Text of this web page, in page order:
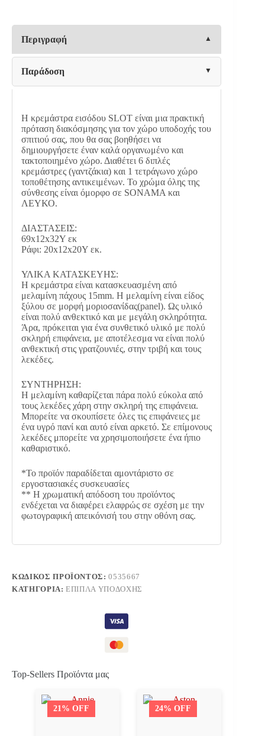
HM18077.01
ΜΕΛΑΜΙΝΗ
SONAMA-
ΛΕΥΚΟ
69x12x32Υεκ
ποσότητα
Περιγραφή
Παράδοση
Η κρεμάστρα εισόδου SLOT είναι μια πρακτική
πρόταση διακόσμησης για τον χώρο υποδοχής του
σπιτιού σας, που θα σας βοηθήσει να
δημιουργήσετε έναν καλά οργανωμένο και
τακτοποιημένο χώρο. Διαθέτει 6 διπλές
κρεμάστρες (γαντζάκια) και 1 τετράγωνο χώρο
τοποθέτησης αντικειμένων. Το χρώμα όλης της
σύνθεσης είναι όμορφο σε SONAMA και
ΛΕΥΚΟ.
ΔΙΑΣΤΑΣΕΙΣ:
69x12x32Υ εκ
Ράφι: 20x12x20Υ εκ.
ΥΛΙΚΑ ΚΑΤΑΣΚΕΥΗΣ:
Η κρεμάστρα είναι κατασκευασμένη από
μελαμίνη πάχους 15mm. Η μελαμίνη είναι είδος
ξύλου σε μορφή μοριοσανίδας(panel). Ως υλικό
είναι πολύ ανθεκτικό και με μεγάλη σκληρότητα.
Άρα, πρόκειται για ένα συνθετικό υλικό με πολύ
σκληρή επιφάνεια, με αποτέλεσμα να είναι πολύ
ανθεκτική στις γρατζουνιές, στην τριβή και τους
λεκέδες.
ΣΥΝΤΗΡΗΣΗ:
Η μελαμίνη καθαρίζεται πάρα πολύ εύκολα από
τους λεκέδες χάρη στην σκληρή της επιφάνεια.
Μπορείτε να σκουπίσετε όλες τις επιφάνειες με
ένα υγρό πανί και αυτό είναι αρκετό. Σε επίμονους
λεκέδες μπορείτε να χρησιμοποιήσετε ένα ήπιο
καθαριστικό.
*Το προϊόν παραδίδεται αμοντάριστο σε
εργοστασιακές συσκευασίες
** Η χρωματική απόδοση του προϊόντος
ενδέχεται να διαφέρει ελαφρώς σε σχέση με την
φωτογραφική απεικόνισή του στην οθόνη σας.
ΚΩΔΙΚΌΣ ΠΡΟΪΌΝΤΟΣ:0535667
ΚΑΤΗΓΟΡΊΑ:ΈΠΙΠΛΑ ΥΠΟΔΟΧΉΣ
Top-Sellers Προϊόντα μας
21% OFF 24% OFF